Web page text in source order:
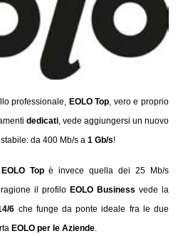
professionale, EOLO Top, vero e proprio
dedicati, vede aggiungersi un nuovo
da 400 Mb/s a 1 Gb/s!
EOLO Topè invece quella dei 25 Mb/s
il profilo EOLO Business vede la
6 che funge da ponte ideale fra le due
EOLO per le Aziende.